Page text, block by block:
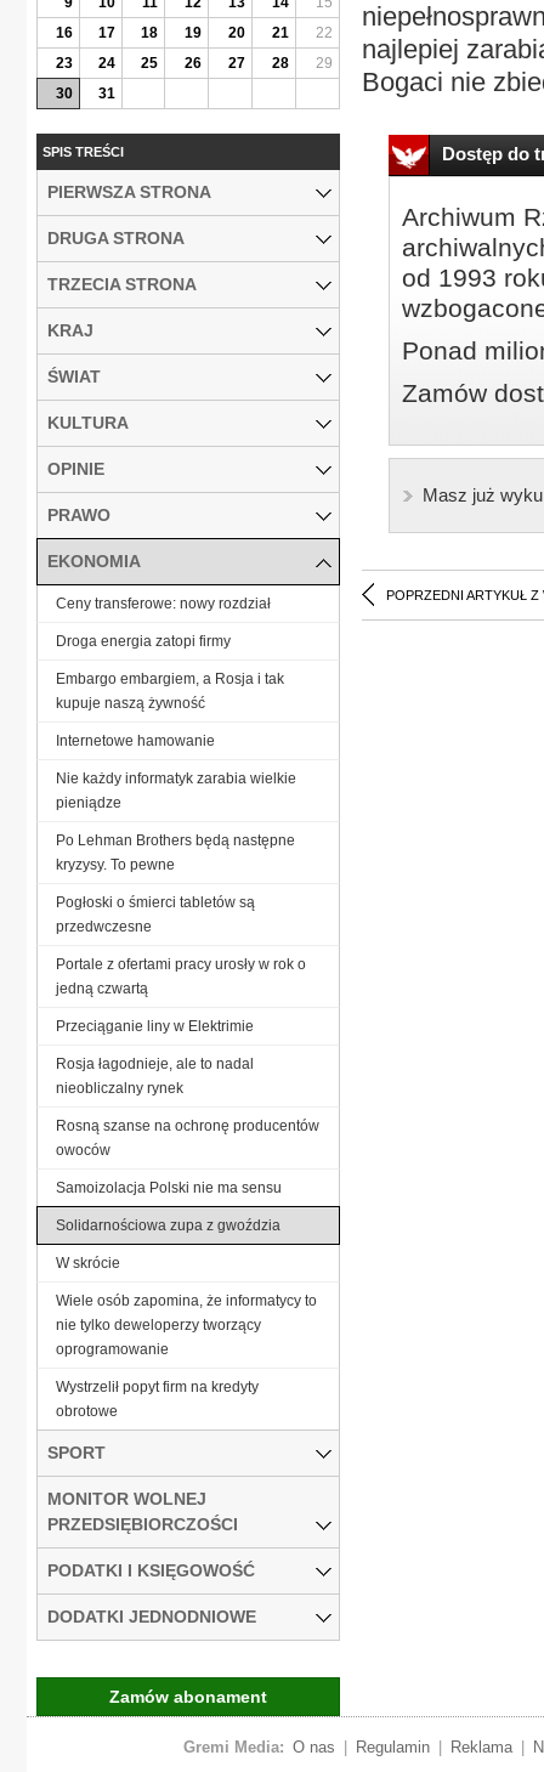
najlepiej
Bogaci nie
Dostęp do
Archiwum
od 1993
Ponad
Zamów
Masz już
POPRZEDNI ARTYKUŁ Z
16
17 18 19 20 21
22
23
24 25 26 27 28
29
30
31
SPIS TREŚCI
PIERWSZA STRONA
DRUGA STRONA
TRZECIA STRONA
KRAJ
ŚWIAT
KULTURA
OPINIE
PRAWO
EKONOMIA
Ceny transferowe: nowy rozdział
Droga energia zatopi firmy
Embargo embargiem, a Rosja i tak
kupuje naszą żywność
Internetowe hamowanie
Nie każdy informatyk zarabia wielkie
pieniądze
Po Lehman Brothers będą następne
kryzysy. To pewne
Pogłoski o śmierci tabletów są
przedwczesne
Portale z ofertami pracy urosły w rok o
jedną czwartą
Przeciąganie liny w Elektrimie
Rosja łagodnieje, ale to nadal
nieobliczalny rynek
Rosną szanse na ochronę producentów
owoców
Samoizolacja Polski nie ma sensu
Solidarnościowa zupa z gwoździa
W skrócie
Wiele osób zapomina, że informatycy to
nie tylko deweloperzy tworzący
oprogramowanie
Wystrzelił popyt firm na kredyty
obrotowe
SPORT
MONITOR WOLNEJ
PRZEDSIĘBIORCZOŚCI
PODATKI I KSIĘGOWOŚĆ
DODATKI JEDNODNIOWE
Zamów abonament
Gremi Media: O nas Regulamin Reklama